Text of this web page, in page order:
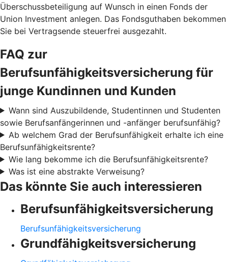
Überschussbeteiligung auf Wunsch in einen Fonds der
Union Investment anlegen. Das Fondsguthaben bekommen
Sie bei Vertragsende steuerfrei ausgezahlt.
FAQ zur
Berufsunfähigkeitsversicherung für
junge Kundinnen und Kunden
Wann sind Auszubildende, Studentinnen und Studenten
sowie Berufsanfängerinnen und -anfänger berufsunfähig?
Ab welchem Grad der Berufsunfähigkeit erhalte ich eine
Berufsunfähigkeitsrente?
Wie lang bekomme ich die Berufsunfähigkeitsrente?
Was ist eine abstrakte Verweisung?
Das könnte Sie auch interessieren
Berufsunfähigkeitsversicherung
Berufsunfähigkeitsversicherung
Grundfähigkeitsversicherung